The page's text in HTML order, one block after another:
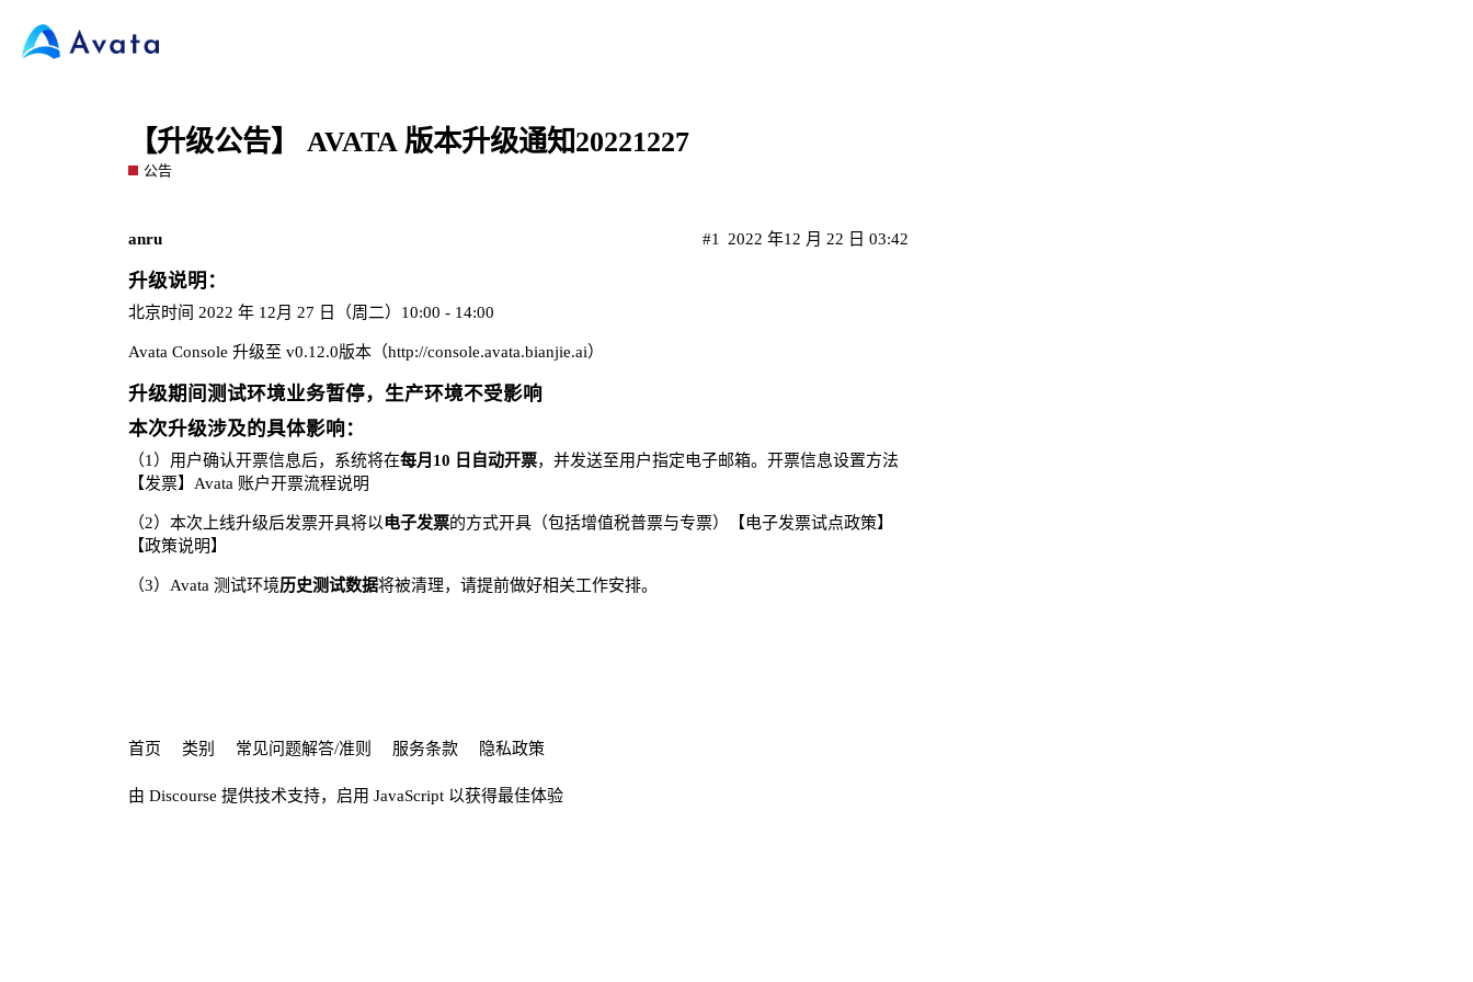
【升级公告】 AVATA 版本升级通知20221227
公告
anru 2022 年12 月 22 日 03:42
#1
升级说明：
北京时间 2022 年 12月 27 日（周二）10:00 - 14:00
Avata Console 升级至 v0.12.0版本（http://console.avata.bianjie.ai）
升级期间测试环境业务暂停，生产环境不受影响
本次升级涉及的具体影响：
（1）用户确认开票信息后，系统将在每月10 日自动开票，并发送至用户指定电子邮箱。开票信息设置方法
【发票】Avata 账户开票流程说明
（2）本次上线升级后发票开具将以电子发票的方式开具（包括增值税普票与专票）
【电子发票试点政策】
【政策说明】
（3）Avata 测试环境历史测试数据将被清理，请提前做好相关工作安排。
首页 类别 常见问题解答/准则 服务条款 隐私政策
由 Discourse 提供技术支持，启用 JavaScript 以获得最佳体验